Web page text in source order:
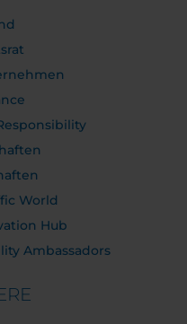
World
Hub
Ambassadors